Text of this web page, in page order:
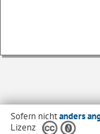
Sofern nichtanders
Lizenz